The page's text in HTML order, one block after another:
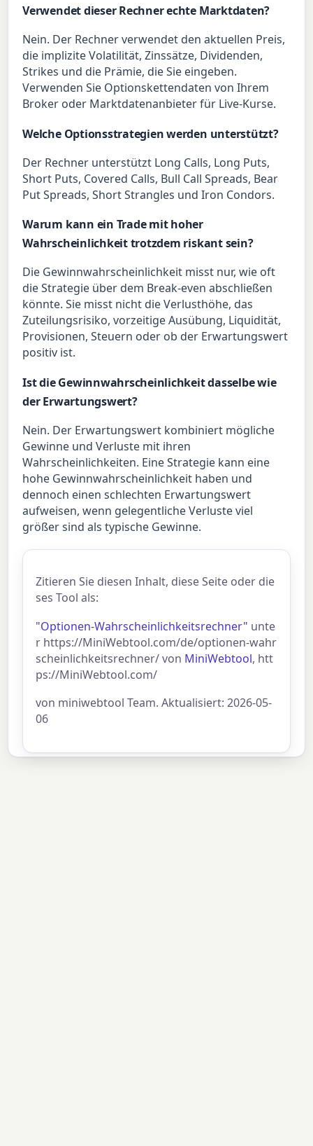
Verwendet dieser Rechner echte Marktdaten?
Nein. Der Rechner verwendet den aktuellen Preis,
die implizite Volatilität, Zinssätze, Dividenden,
Strikes und die Prämie, die Sie eingeben.
Verwenden Sie Optionskettendaten von Ihrem
Broker oder Marktdatenanbieter für Live-Kurse.
Welche Optionsstrategien werden unterstützt?
Der Rechner unterstützt Long Calls, Long Puts,
Short Puts, Covered Calls, Bull Call Spreads, Bear
Put Spreads, Short Strangles und Iron Condors.
Warum kann ein Trade mit hoher
Wahrscheinlichkeit trotzdem riskant sein?
Die Gewinnwahrscheinlichkeit misst nur, wie oft
die Strategie über dem Break-even abschließen
könnte. Sie misst nicht die Verlusthöhe, das
Zuteilungsrisiko, vorzeitige Ausübung, Liquidität,
Provisionen, Steuern oder ob der Erwartungswert
positiv ist.
Ist die Gewinnwahrscheinlichkeit dasselbe wie
der Erwartungswert?
Nein. Der Erwartungswert kombiniert mögliche
Gewinne und Verluste mit ihren
Wahrscheinlichkeiten. Eine Strategie kann eine
hohe Gewinnwahrscheinlichkeit haben und
dennoch einen schlechten Erwartungswert
aufweisen, wenn gelegentliche Verluste viel
größer sind als typische Gewinne.
Zitieren Sie diesen Inhalt, diese Seite oder die
ses Tool als:
"Optionen-Wahrscheinlichkeitsrechner" unte
r https://MiniWebtool.com/de/optionen-wahr
scheinlichkeitsrechner/ von MiniWebtool, htt
ps://MiniWebtool.com/
von miniwebtool Team. Aktualisiert: 2026-05-
06